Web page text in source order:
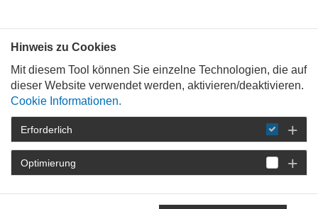
STARTSEITE
DETAIL
Hinweis zu Cookies
Mit diesem Tool können Sie einzelne Technologien, die auf
dieser Website verwendet werden, aktivieren/deaktivieren.
Cookie Informationen.
Erforderlich
Optimierung